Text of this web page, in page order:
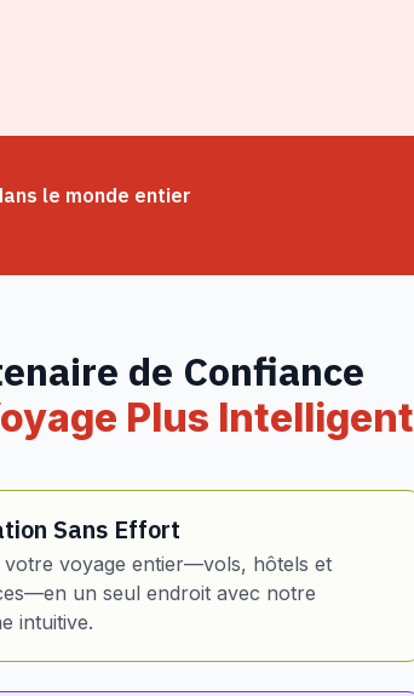
le monde entier
de Confiance
Plus Intelligent
Sans Effort
votre voyage entier—vols, hôtels et
un seul endroit avec notre
intuitive.